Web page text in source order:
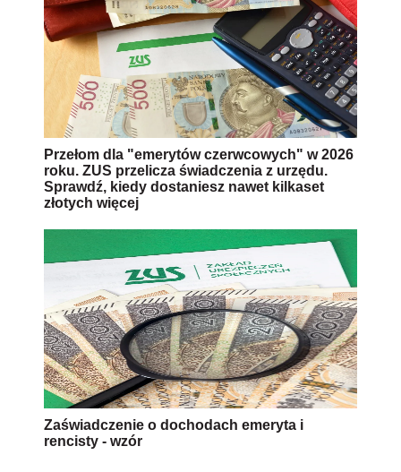
Przełom dla "emerytów czerwcowych" w 2026
roku. ZUS przelicza świadczenia z urzędu.
Sprawdź, kiedy dostaniesz nawet kilkaset
złotych więcej
Zaświadczenie o dochodach emeryta i
rencisty - wzór